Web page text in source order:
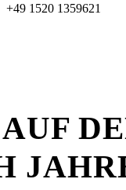
+49 1520 1359621